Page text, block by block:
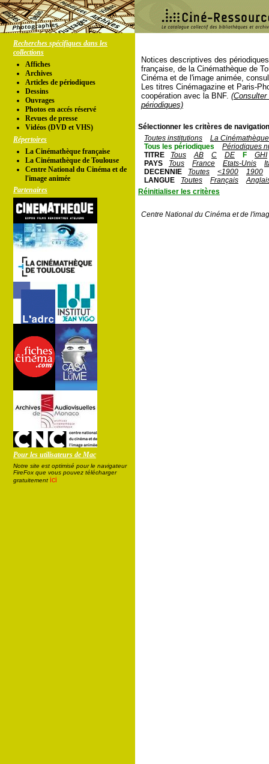
Recherches spécifiques dans les
collections
Affiches
Archives
Articles de périodiques
Dessins
Ouvrages
Photos en accés réservé
Revues de presse
Vidéos (DVD et VHS)
Répertoires
La Cinémathèque française
La Cinémathèque de Toulouse
Centre National du Cinéma et de
l'image animée
Partenaires
Pour les utilisateurs de Mac
Notre site est optimisé pour le navigateur
FireFox que vous pouvez télécharger
gratuitement ici
Notices descriptives des
française, de la Cinémathèque de
Cinéma et de l'image animée,
Les titres Cinémagazine et Paris-
coopération avec la BNF.
périodiques)
Sélectionner les critères de
Toutes institutions
La
Tous les périodiques
Périodiques
TITRE
Tous AB C DE F
GHI
PAYS
Tous France Etats-Unis
DECENNIE
Toutes <1900
1900
LANGUE
Toutes Français
Réinitialiser les critères
Centre National du Cinéma et de